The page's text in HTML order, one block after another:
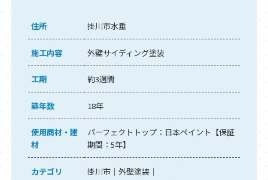
住所 掛川市水垂
施工内容 外壁サイディング塗装
工期 約3週間
築年数 18年
使用商材・建
材
パーフェクトトップ：日本ペイント【保証
期間：5年】
カテゴリ 掛川市
外壁塗装